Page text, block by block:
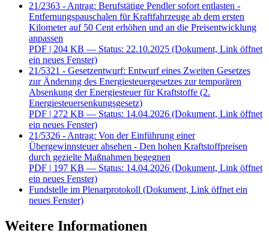
21/2363 - Antrag: Berufstätige Pendler sofort entlasten -
Entfernungspauschalen für Kraftfahrzeuge ab dem ersten
Kilometer auf 50 Cent erhöhen und an die Preisentwicklung
anpassen
PDF | 204 KB — Status: 22.10.2025 (Dokument, Link öffnet
ein neues Fenster)
21/5321 - Gesetzentwurf: Entwurf eines Zweiten Gesetzes
zur Änderung des Energiesteuergesetzes zur temporären
Absenkung der Energiesteuer für Kraftstoffe (2.
Energiesteuersenkungsgesetz)
PDF | 272 KB — Status: 14.04.2026 (Dokument, Link öffnet
ein neues Fenster)
21/5326 - Antrag: Von der Einführung einer
Übergewinnsteuer absehen - Den hohen Kraftstoffpreisen
durch gezielte Maßnahmen begegnen
PDF | 197 KB — Status: 14.04.2026 (Dokument, Link öffnet
ein neues Fenster)
Fundstelle im Plenarprotokoll (Dokument, Link öffnet ein
neues Fenster)
Weitere Informationen